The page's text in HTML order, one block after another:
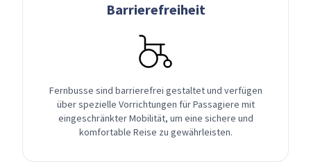
Barrierefreiheit
Fernbusse sind barrierefrei gestaltet und verfügen
über spezielle Vorrichtungen für Passagiere mit
eingeschränkter Mobilität, um eine sichere und
komfortable Reise zu gewährleisten.